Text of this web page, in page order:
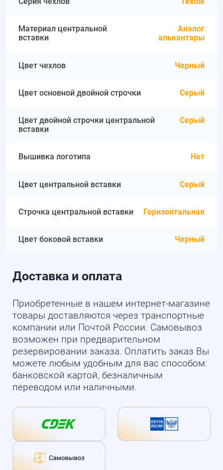
Материал центральной
вставки
Аналог
алькантары
Цвет чехлов Черный
Цвет основной двойной строчки Серый
Цвет двойной строчки центральной
вставки
Серый
Вышивка логотипа Нет
Цвет центральной вставки Серый
Строчка центральной вставки Горизонтальная
Цвет боковой вставки Черный
Доставка и оплата
Приобретенные в нашем интернет-магазине
товары доставляются через транспортные
компании или Почтой России. Самовывоз
возможен при предварительном
резервировании заказа. Оплатить заказ Вы
можете любым удобным для вас способом:
банковской картой, безналичным
переводом или наличными.